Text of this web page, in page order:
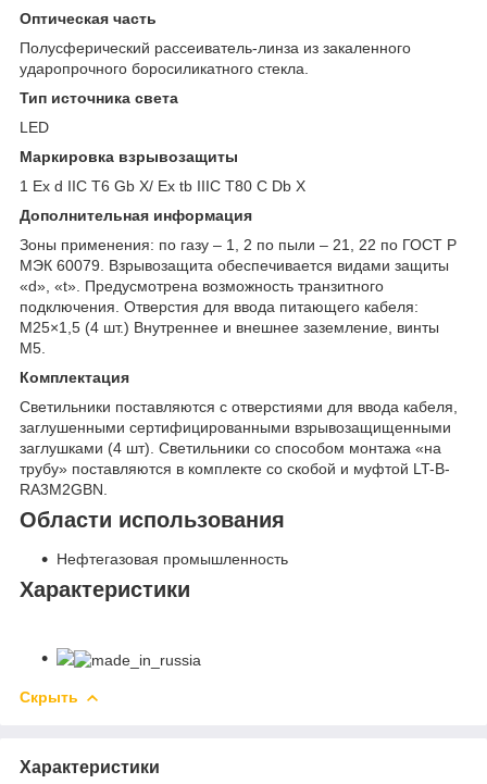
Оптическая часть
Полусферический рассеиватель-линза из закаленного
ударопрочного боросиликатного стекла.
Тип источника света
LED
Маркировка взрывозащиты
1 Ex d IIC T6 Gb X/ Ex tb IIIC T80 С Db X
Дополнительная информация
Зоны применения: по газу – 1, 2 по пыли – 21, 22 по ГОСТ Р
МЭК 60079. Взрывозащита обеспечивается видами защиты
«d», «t». Предусмотрена возможность транзитного
подключения. Отверстия для ввода питающего кабеля:
М25×1,5 (4 шт.) Внутреннее и внешнее заземление, винты
М5.
Комплектация
Светильники поставляются с отверстиями для ввода кабеля,
заглушенными сертифицированными взрывозащищенными
заглушками (4 шт). Светильники со способом монтажа «на
трубу» поставляются в комплекте со скобой и муфтой LT-B-
RA3M2GBN.
Области использования
Нефтегазовая промышленность
Характеристики
Скрыть
Характеристики